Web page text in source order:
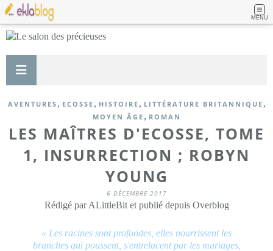
MENU
AVENTURES , ECOSSE , HISTOIRE , LITTÉRATURE BRITANNIQUE ,
MOYEN ÂGE , ROMAN
LES MAÎTRES D'ECOSSE, TOME
1, INSURRECTION ; ROBYN
YOUNG
6 DÉCEMBRE 2017
Rédigé par ALittleBit et publié depuis Overblog
« Les racines sont profondes, elles nourrissent les
branches qui poussent, s'entrelacent par les mariages,